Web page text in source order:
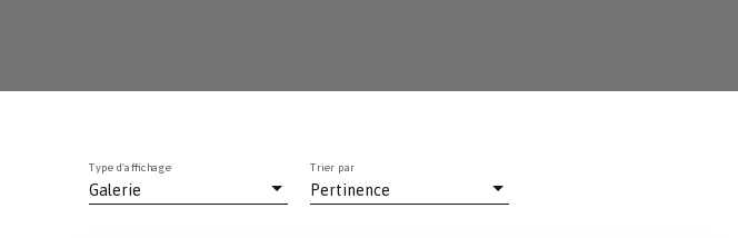
Galerie
Type d'affichage
Pertinence
Trier par